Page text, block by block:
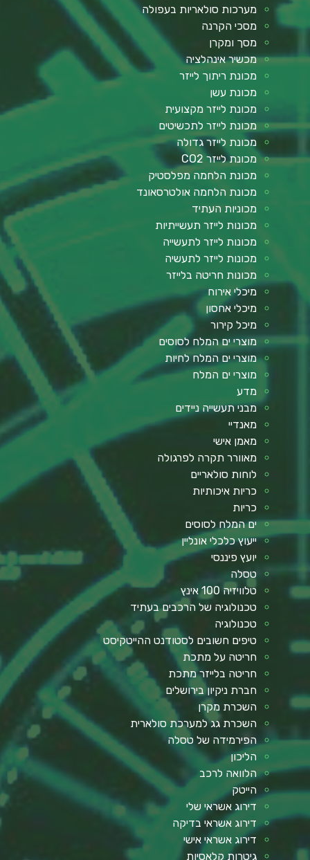
מערכות סולאריות בעפולה
מסכי הקרנה
מסך ומקרן
מכשיר אינהלציה
מכונת ריתוך לייזר
מכונת עשן
מכונת לייזר מקצועית
מכונת לייזר לתכשיטים
מכונת לייזר גדולה
מכונת לייזר CO2
מכונת הלחמה מפלסטיק
מכונת הלחמה אולטרסאונד
מכוניות העתיד
מכונות לייזר תעשייתיות
מכונות לייזר לתעשייה
מכונות לייזר לתעשיה
מכונות חריטה בלייזר
מיכלי אירוח
מיכלי אחסון
מיכל קירור
מוצרי ים המלח לסוסים
מוצרי ים המלח לחיות
מוצרי ים המלח
מדע
מבני תעשייה ניידים
מאנדיי
מאמן אישי
מאוורר תקרה לפרגולה
לוחות סולאריים
כריות איכותיות
כריות
ים המלח לסוסים
ייעוץ כלכלי אונליין
יועץ פיננסי
טסלה
טלוויזיה 100 אינץ
טכנולוגיה של הרכבים בעתיד
טכנולוגיה
טיפים חשובים לסטודנט ההייטקיסט
חריטה על מתכת
חריטה בלייזר מתכת
חברת ניקיון בירושלים
השכרת מקרן
השכרת גג למערכת סולארית
הפירמידה של טסלה
הליכון
הלוואה לרכב
הייטק
דירוג אשראי שלי
דירוג אשראי בדיקה
דירוג אשראי אישי
גיטרות קלאסיות